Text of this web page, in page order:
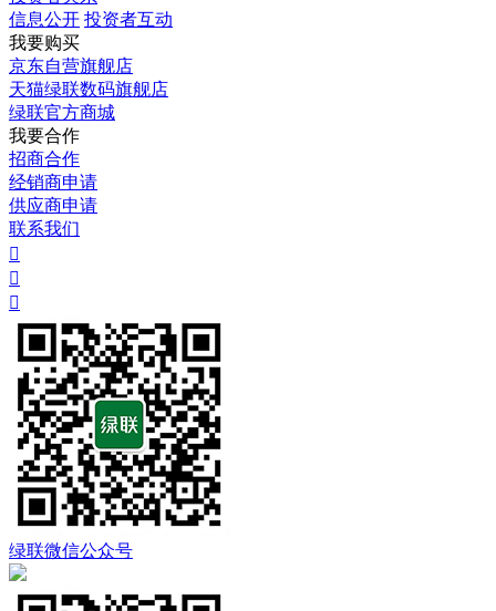
信息公开 投资者互动
我要购买
京东自营旗舰店
天猫绿联数码旗舰店
绿联官方商城
我要合作
招商合作
经销商申请
供应商申请
联系我们



绿联微信公众号